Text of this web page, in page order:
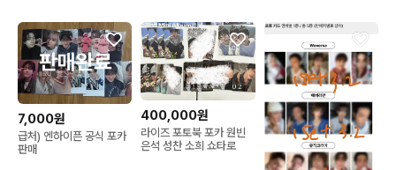
7,000원
급처) 엔하이픈 공식 포카
판매
400,000원
라이즈 포토북 포카 원빈
은석 성찬 소희 쇼타로